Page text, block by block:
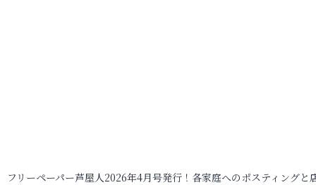
フリーペーパー芦屋人2026年4月号発行！各家庭へのポスティングと